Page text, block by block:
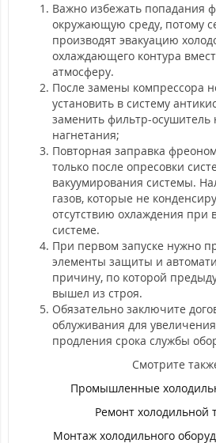
Важно избежать попадания
окружающую среду, потому
производят эвакуацию
охлаждающего контура
атмосферу.
После замены компрессора
установить в систему
заменить фильтр-осушитель
нагнетания;
Повторная заправка
только после опресовки
вакуумирования системы.
газов, которые не
отсутствию охлаждения при
системе.
При первом запуске нужно
элементы защиты и
причину, по которой
вышел из строя.
Обязательно заключите
облуживания для
продления срока службы
Смотрите
Промышленные
Ремонт холодильной
Монтаж холодильного